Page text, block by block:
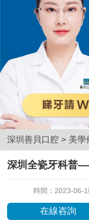
深圳善貝口腔 > 美學
深圳全瓷牙科普
時間：2023-06-
在線咨詢